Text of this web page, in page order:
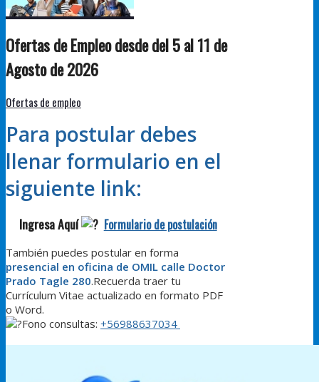
Ofertas de Empleo desde del 5 al 11 de
Agosto de 2026
Ofertas de empleo
Para postular debes
llenar formulario en el
siguiente link:
Ingresa Aquí Formulario de postulación
También puedes postular en forma
presencial en oficina de OMIL calle Doctor
Prado Tagle 280.Recuerda traer tu
Currículum Vitae actualizado en formato PDF
o Word.
Fono consultas: +56988637034